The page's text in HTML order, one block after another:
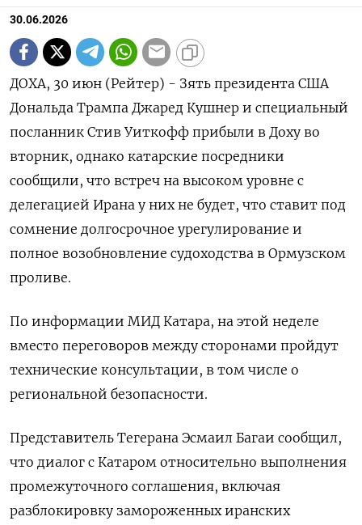
30.06.2026
ДОХА, 30 июн (Рейтер) - Зять президента США
Дональда Трампа Джаред Кушнер и специальный
посланник ‌Стив Уиткофф прибыли в Доху во
вторник, однако катарские посредники
сообщили, что встреч на высоком ​уровне с ​
делегацией ​Ирана у ⁠них не будет, ‌что ставит под
сомнение ‌долгосрочное урегулирование и
полное возобновление судоходства в Ормузском ​
проливе.
По информации МИД Катара, ‌на этой неделе
вместо переговоров между сторонами ​пройдут
технические консультации, в том ‌числе о
региональной безопасности.
Представитель Тегерана Эсмаил Багаи сообщил,
что диалог с Катаром ​относительно выполнения ​
промежуточного ‌соглашения, включая
разблокировку замороженных иранских